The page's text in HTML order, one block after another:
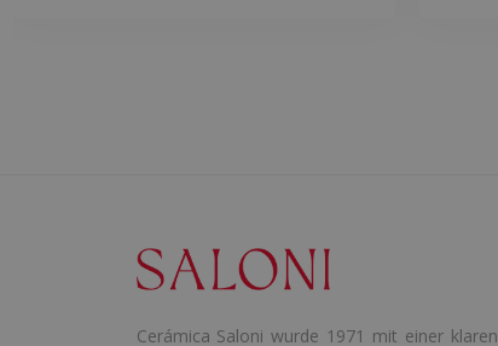
Cerámica Saloni wurde 1971 mit einer klaren